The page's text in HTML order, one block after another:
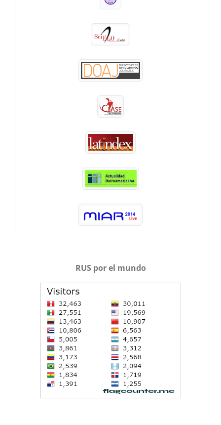
RUS por el mundo